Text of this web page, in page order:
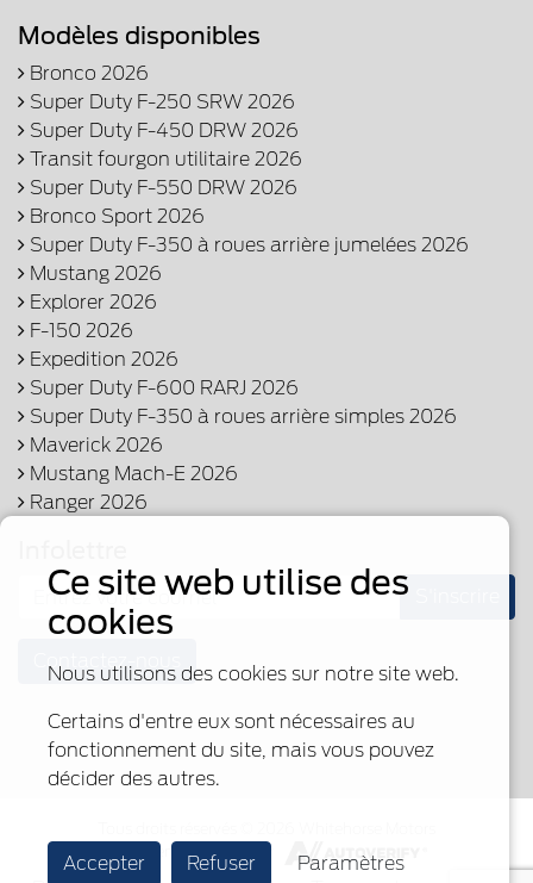
Modèles disponibles
Bronco 2026
Super Duty F-250 SRW 2026
Super Duty F-450 DRW 2026
Transit fourgon utilitaire 2026
Super Duty F-550 DRW 2026
Bronco Sport 2026
Super Duty F-350 à roues arrière jumelées 2026
Mustang 2026
Explorer 2026
F-150 2026
Expedition 2026
Super Duty F-600 RARJ 2026
Super Duty F-350 à roues arrière simples 2026
Maverick 2026
Mustang Mach-E 2026
Ranger 2026
Contactez-nous
Fièrement propulsé par
Ce site web utilise des
cookies
Nous utilisons des cookies sur notre site web.
Certains d'entre eux sont nécessaires au
fonctionnement du site, mais vous pouvez
décider des autres.
Accepter Refuser Paramètres